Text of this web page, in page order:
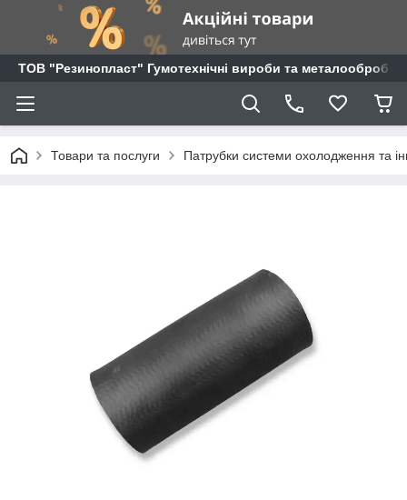
ТОВ "Резинопласт" Гумотехнічні вироби та металообробка
Товари та послуги Патрубки системи охолодження та